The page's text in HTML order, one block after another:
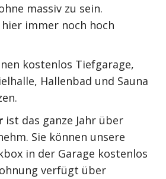
massiv zu sein.
immer noch hoch
kostenlos Tiefgarage,
Hallenbad und Sauna
ist das ganze Jahr über
Sie können unsere
in der Garage kostenlos
verfügt über